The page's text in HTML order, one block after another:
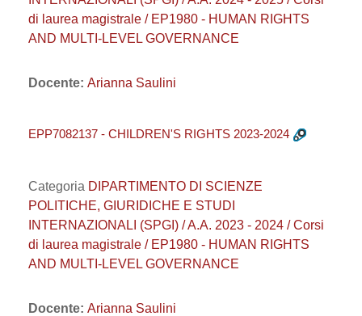
di laurea magistrale / EP1980 - HUMAN RIGHTS
AND MULTI-LEVEL GOVERNANCE
Docente: Arianna Saulini
EPP7082137 - CHILDREN'S RIGHTS 2023-2024
Categoria DIPARTIMENTO DI SCIENZE
POLITICHE, GIURIDICHE E STUDI
INTERNAZIONALI (SPGI) / A.A. 2023 - 2024 / Corsi
di laurea magistrale / EP1980 - HUMAN RIGHTS
AND MULTI-LEVEL GOVERNANCE
Docente: Arianna Saulini